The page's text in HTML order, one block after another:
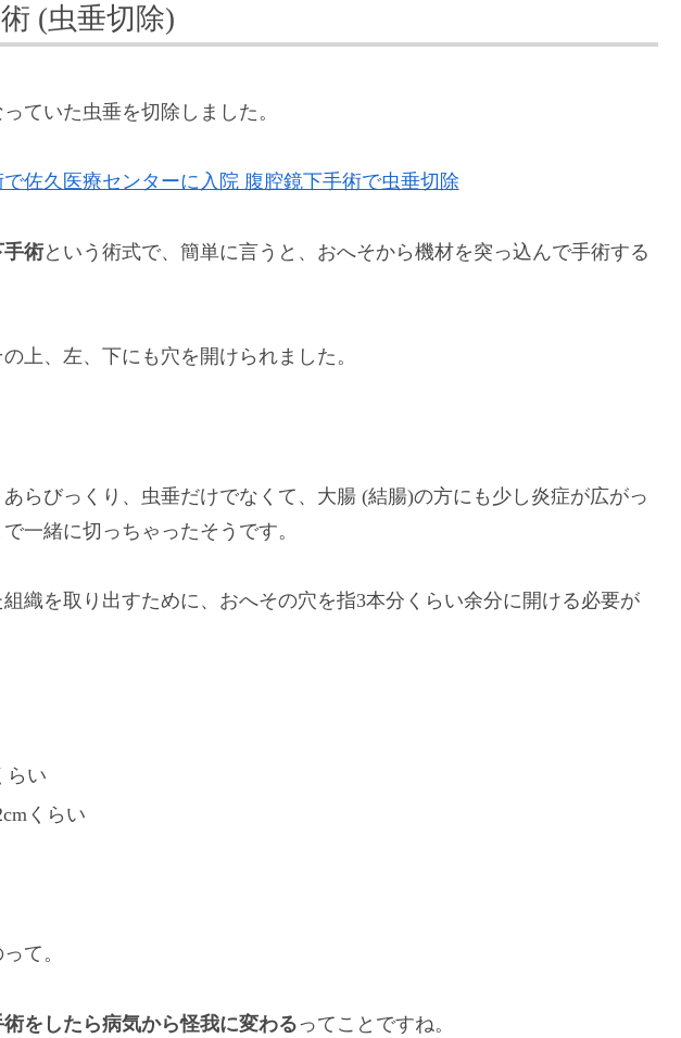
(虫垂切除)
ていた虫垂を切除しました。
佐久医療センターに入院 腹腔鏡下手術で虫垂切除
手術という術式で、簡単に言うと、おへそから機材を突っ込んで手術する
上、左、下にも穴を開けられました。
らびっくり、虫垂だけでなくて、大腸 (結腸)の方にも少し炎症が広がっ
一緒に切っちゃったそうです。
織を取り出すために、おへその穴を指3本分くらい余分に開ける必要が
らい
くらい
て。
をしたら病気から怪我に変わるってことですね。